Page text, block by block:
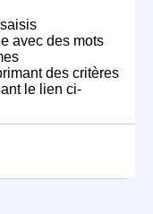
avec des mots
des critères
le lien ci-